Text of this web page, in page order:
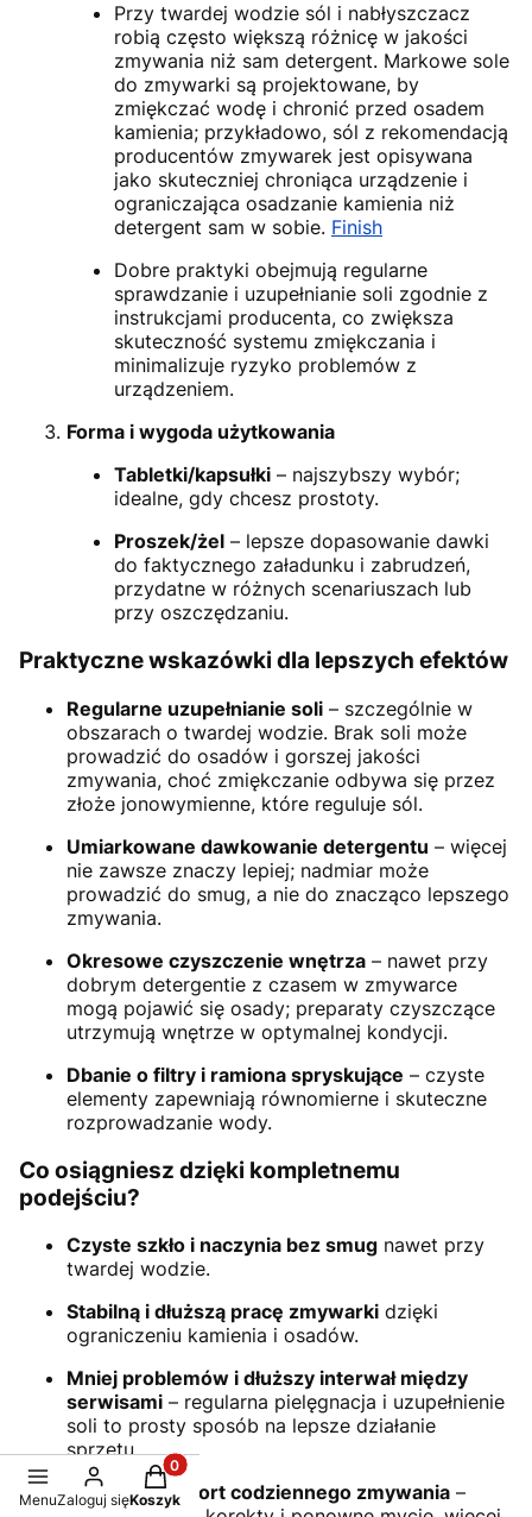
Przy twardej wodzie sól i nabłyszczacz
robią często większą różnicę w jakości
zmywania niż sam detergent. Markowe sole
do zmywarki są projektowane, by
zmiękczać wodę i chronić przed osadem
kamienia; przykładowo, sól z rekomendacją
producentów zmywarek jest opisywana
jako skuteczniej chroniąca urządzenie i
ograniczająca osadzanie kamienia niż
detergent sam w sobie. Finish
Dobre praktyki obejmują regularne
sprawdzanie i uzupełnianie soli zgodnie z
instrukcjami producenta, co zwiększa
skuteczność systemu zmiękczania i
minimalizuje ryzyko problemów z
urządzeniem.
Forma i wygoda użytkowania
Tabletki/kapsułki – najszybszy wybór;
idealne, gdy chcesz prostoty.
Proszek/żel – lepsze dopasowanie dawki
do faktycznego załadunku i zabrudzeń,
przydatne w różnych scenariuszach lub
przy oszczędzaniu.
Praktyczne wskazówki dla lepszych efektów
Regularne uzupełnianie soli – szczególnie w
obszarach o twardej wodzie. Brak soli może
prowadzić do osadów i gorszej jakości
zmywania, choć zmiękczanie odbywa się przez
złoże jonowymienne, które reguluje sól.
Umiarkowane dawkowanie detergentu – więcej
nie zawsze znaczy lepiej; nadmiar może
prowadzić do smug, a nie do znacząco lepszego
zmywania.
Okresowe czyszczenie wnętrza – nawet przy
dobrym detergentie z czasem w zmywarce
mogą pojawić się osady; preparaty czyszczące
utrzymują wnętrze w optymalnej kondycji.
Dbanie o filtry i ramiona spryskujące – czyste
elementy zapewniają równomierne i skuteczne
rozprowadzanie wody.
Co osiągniesz dzięki kompletnemu
podejściu?
Czyste szkło i naczynia bez smug nawet przy
twardej wodzie.
Stabilną i dłuższą pracę zmywarki dzięki
ograniczeniu kamienia i osadów.
Mniej problemów i dłuższy interwał między
serwisami – regularna pielęgnacja i uzupełnienie
soli to prosty sposób na lepsze działanie
sprzętu.
Większy komfort codziennego zmywania –
MenuZaloguj się
Produkty w koszyku: 0. Zobacz szczegóły
Koszyk